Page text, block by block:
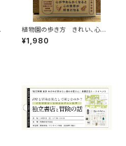
植物園の歩き方 きれい、心地
よい、愛おしい さまざまな「うつ
くしい」を求めて
¥1,980